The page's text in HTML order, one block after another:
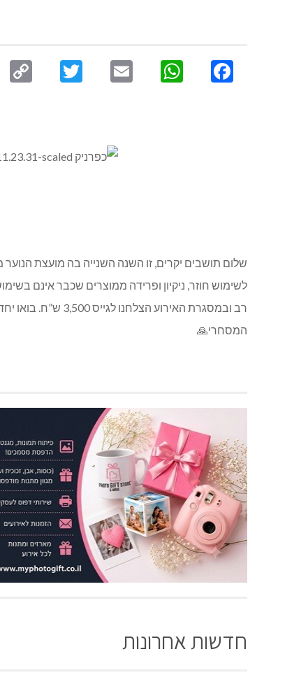
Facebook
WhatsApp
Email
Twitter
שלום תושבים יקרים, זו השנה השנייה בה מועצת
לשימוש חוזר, ניקיון ופרידה ממוצרים שכבר אינם
רב ובמסגרת
המסחרי🙏
חדשות אחרונות